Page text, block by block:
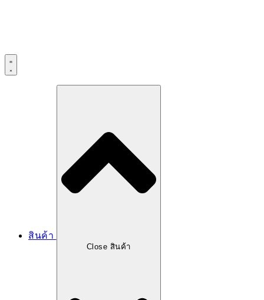
สินค้า
Close สินค้า